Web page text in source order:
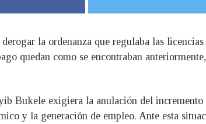
la ordenanza que regulaba las
quedan como se encontraban
Bukele exigiera la anulación del
y la generación de empleo. Ante esta